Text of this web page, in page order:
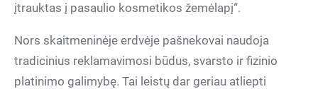
įtrauktas į pasaulio kosmetikos žemėlapį“.
Nors skaitmeninėje erdvėje pašnekovai naudoja
tradicinius reklamavimosi būdus, svarsto ir fizinio
platinimo galimybę. Tai leistų dar geriau atliepti